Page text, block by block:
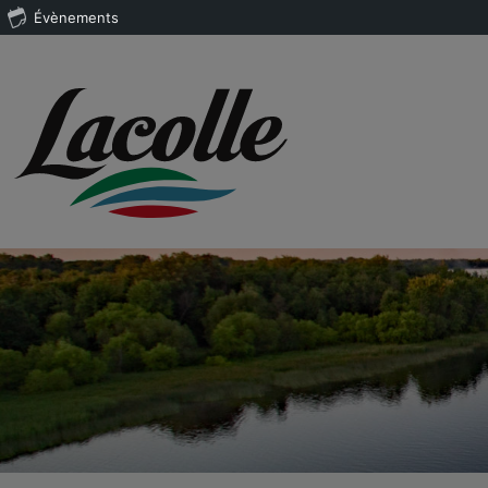
Évènements